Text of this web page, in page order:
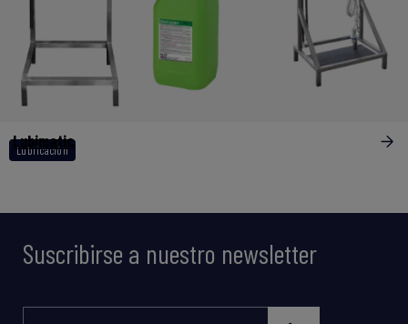
Lubricación
Lubimatic
Suscribirse a nuestro newsletter